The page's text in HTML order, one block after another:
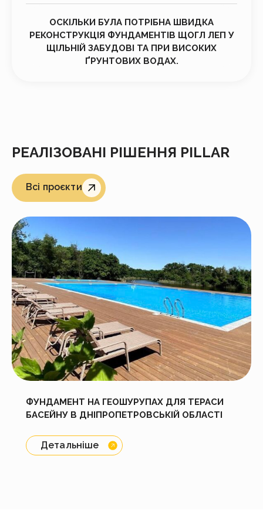
ОСКІЛЬКИ БУЛА ПОТРІБНА ШВИДКА
РЕКОНСТРУКЦІЯ ФУНДАМЕНТІВ ЩОГЛ ЛЕП У
ЩІЛЬНІЙ ЗАБУДОВІ ТА ПРИ ВИСОКИХ
ҐРУНТОВИХ ВОДАХ.
РЕАЛІЗОВАНІ РІШЕННЯ PILLAR
Всі проєкти
ФУНДАМЕНТ НА ГЕОШУРУПАХ ДЛЯ ТЕРАСИ
БАСЕЙНУ В ДНІПРОПЕТРОВСЬКІЙ ОБЛАСТІ
Детальніше